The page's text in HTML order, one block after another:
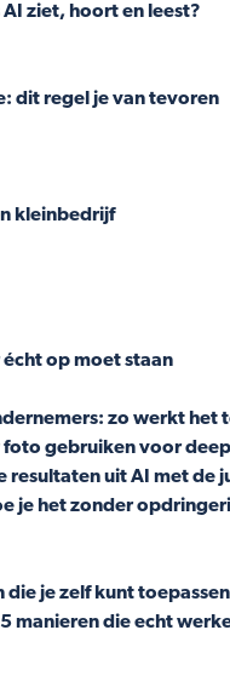
ziet, hoort en leest?
dit regel je van tevoren
kleinbedrijf
op moet staan
zo werkt het
gebruiken voor
uit AI met de
je het zonder
die je zelf kunt toepassen
manieren die echt